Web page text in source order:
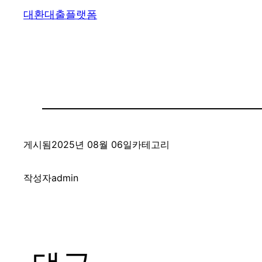
대환대출플랫폼
게시됨2025년 08월 06일카테고리
작성자admin